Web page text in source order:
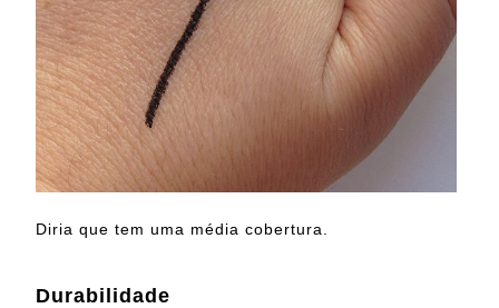
Diria que tem uma média cobertura.
Durabilidade